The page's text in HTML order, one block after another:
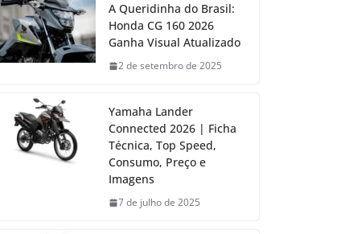
A Queridinha do Brasil:
Honda CG 160 2026
Ganha Visual Atualizado
2 de setembro de 2025
Yamaha Lander
Connected 2026 | Ficha
Técnica, Top Speed,
Consumo, Preço e
Imagens
7 de julho de 2025